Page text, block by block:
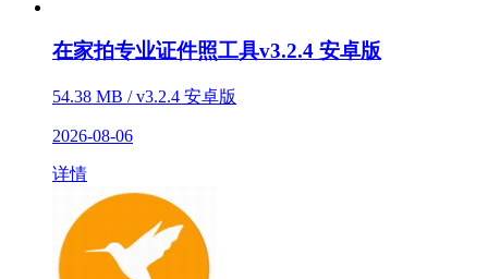
在家拍专业证件照工具v3.2.4 安卓版
54.38 MB / v3.2.4 安卓版
2026-08-06
详情